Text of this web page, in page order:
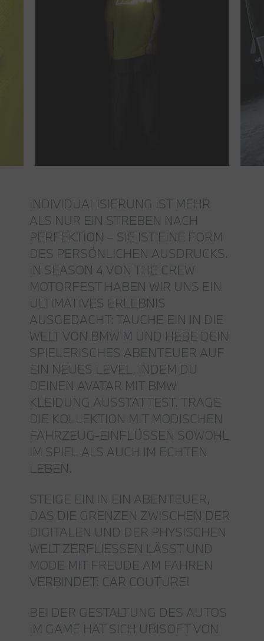
INDIVIDUALISIERUNG IST MEHR
ALS NUR EIN STREBEN NACH
PERFEKTION – SIE IST EINE FORM
DES PERSÖNLICHEN AUSDRUCKS.
IN SEASON 4 VON THE CREW
MOTORFEST HABEN WIR UNS EIN
ULTIMATIVES ERLEBNIS
AUSGEDACHT: TAUCHE EIN IN DIE
WELT VON BMW M UND HEBE DEIN
SPIELERISCHES ABENTEUER AUF
EIN NEUES LEVEL, INDEM DU
DEINEN AVATAR MIT BMW
KLEIDUNG AUSSTATTEST. TRAGE
DIE KOLLEKTION MIT MODISCHEN
FAHRZEUG-EINFLÜSSEN SOWOHL
IM SPIEL ALS AUCH IM ECHTEN
LEBEN.
STEIGE EIN IN EIN ABENTEUER,
DAS DIE GRENZEN ZWISCHEN DER
DIGITALEN UND DER PHYSISCHEN
WELT ZERFLIESSEN LÄSST UND M
ODE MIT FREUDE AM FAHREN V
ERBINDET: CAR COUTURE!
BEI DER GESTALTUNG DES AUTOS
IM GAME HAT SICH UBISOFT VON